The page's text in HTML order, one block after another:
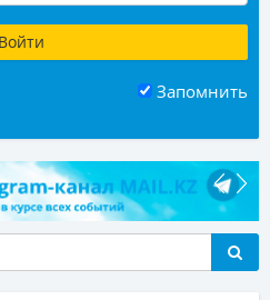
Запомнить